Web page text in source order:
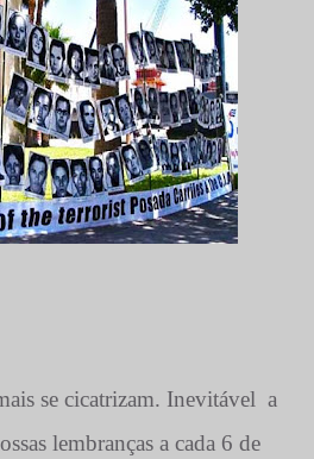
se cicatrizam. Inevitável a
lembranças a cada 6 de